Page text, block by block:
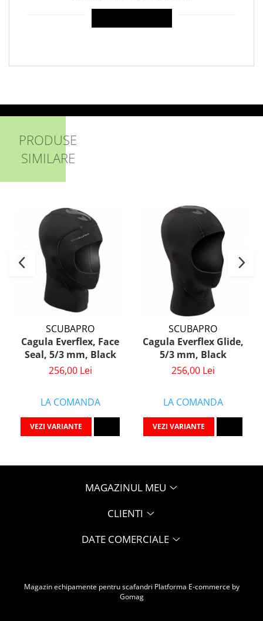
PRODUSE
SIMILARE
SCUBAPRO
Cagula Everflex, Face
Seal, 5/3 mm, Black
256,00 Lei
LA COMANDA
VEZI VARIANTE
SCUBAPRO
Cagula Everflex Glide,
5/3 mm, Black
256,00 Lei
LA COMANDA
VEZI VARIANTE
MAGAZINUL MEU
CLIENTI
DATE COMERCIALE
Magazin echipamente pentru scafandri Platforma E-commerce by
Gomag